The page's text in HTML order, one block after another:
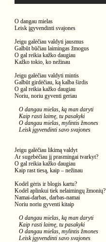
O dangau mielas
Leisk įgyvendinti svajones
Jeigu galėčiau valdyti jausmus
Galbūt būčiau laimingas žmogus
O gal reikia kažko daugiau
Kažko tokio, ko nežinau
Jeigu galėčiau valdyti mintis
Galbūt girdėčiau, ką kalba širdis
O gal reikia kažko daugiau
Noriu, noriu gyventi geriau
O dangau mielas, ką man daryti
Kaip rasti laimę, tu pasakyki
O dangau mielas, mylintis žmones
Leisk įgyvendinti savo svajones
Jeigu galėčiau likimą valdyt
Ar sugebėčiau jį prasmingai tvarkyt?
O gal reikia kažko daugiau
Kaip rast tiesą, kaip – nežinau
Kodėl gėris ir blogis kartu?
Kodėl aplinkui tiek nelaimingų žmonių?
Namai-darbas, darbas-namai
Noriu noriu gyventi kitaip
O dangau mielas, ką man daryti
Kaip rasti laimę, tu pasakyki
O dangau mielas, mylintis žmones
Leisk įgyvendinti savo svajones